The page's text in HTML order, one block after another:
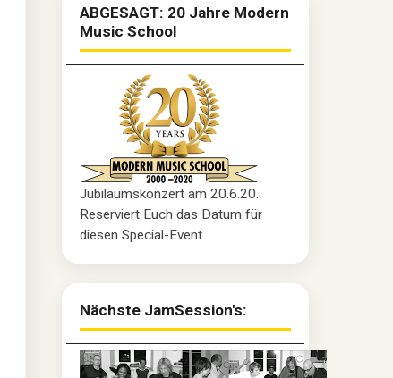
ABGESAGT: 20 Jahre Modern
Music School
Jubiläumskonzert am 20.6.20.
Reserviert Euch das Datum für
diesen Special-Event
Nächste JamSession's: